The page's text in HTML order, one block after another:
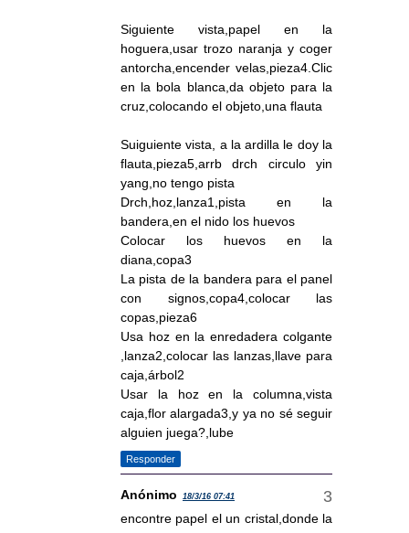
Siguiente vista,papel en la
hoguera,usar trozo naranja y coger
antorcha,encender velas,pieza4.Clic
en la bola blanca,da objeto para la
cruz,colocando el objeto,una flauta
Suiguiente vista, a la ardilla le doy la
flauta,pieza5,arrb drch circulo yin
yang,no tengo pista
Drch,hoz,lanza1,pista en la
bandera,en el nido los huevos
Colocar los huevos en la
diana,copa3
La pista de la bandera para el panel
con signos,copa4,colocar las
copas,pieza6
Usa hoz en la enredadera colgante
,lanza2,colocar las lanzas,llave para
caja,árbol2
Usar la hoz en la columna,vista
caja,flor alargada3,y ya no sé seguir
alguien juega?,lube
Responder
Anónimo 18/3/16 07:41
encontre papel el un cristal,donde la